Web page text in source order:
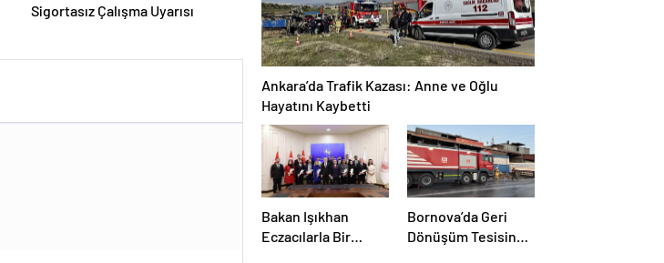
Sigortasız Çalışma Uyarısı
Ankara’da Trafik Kazası: Anne ve Oğlu
Hayatını Kaybetti
Bakan Işıkhan
Eczacılarla Bir
Bornova’da Geri
Dönüşüm Tesisinde